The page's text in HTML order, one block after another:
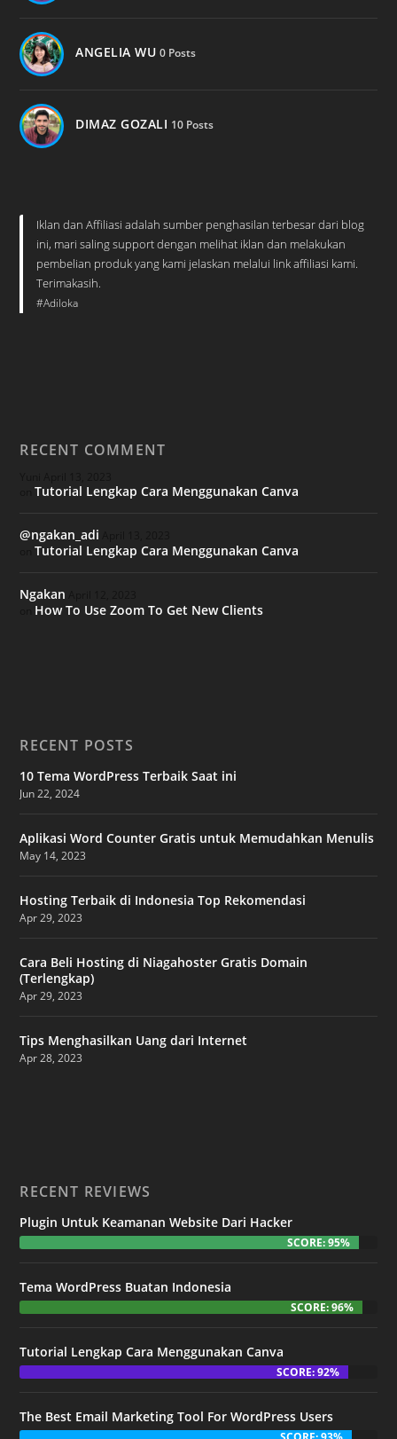
ANGELIA WU 0 Posts
DIMAZ GOZALI 10 Posts
Iklan dan Affiliasi adalah sumber penghasilan terbesar dari blog
ini, mari saling support dengan melihat iklan dan melakukan
pembelian produk yang kami jelaskan melalui link affiliasi kami.
Terimakasih.
#Adiloka
RECENT COMMENT
onTutorial Lengkap Cara Menggunakan Canva
@ngakan_adi
onTutorial Lengkap Cara Menggunakan Canva
Ngakan
How To Use Zoom To Get New Clients
RECENT POSTS
10 Tema WordPress Terbaik Saat ini
Jun 22, 2024
Aplikasi Word Counter Gratis untuk Memudahkan Menulis
May 14, 2023
Hosting Terbaik di Indonesia Top Rekomendasi
Apr 29, 2023
Cara Beli Hosting di Niagahoster Gratis Domain
(Terlengkap)
Apr 29, 2023
Tips Menghasilkan Uang dari Internet
Apr 28, 2023
RECENT REVIEWS
Plugin Untuk Keamanan Website Dari Hacker
SCORE: 95%
Tema WordPress Buatan Indonesia
SCORE: 96%
Tutorial Lengkap Cara Menggunakan Canva
SCORE: 92%
The Best Email Marketing Tool For WordPress Users